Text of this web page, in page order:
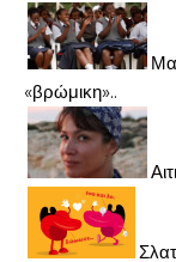
«βρώμικη»..